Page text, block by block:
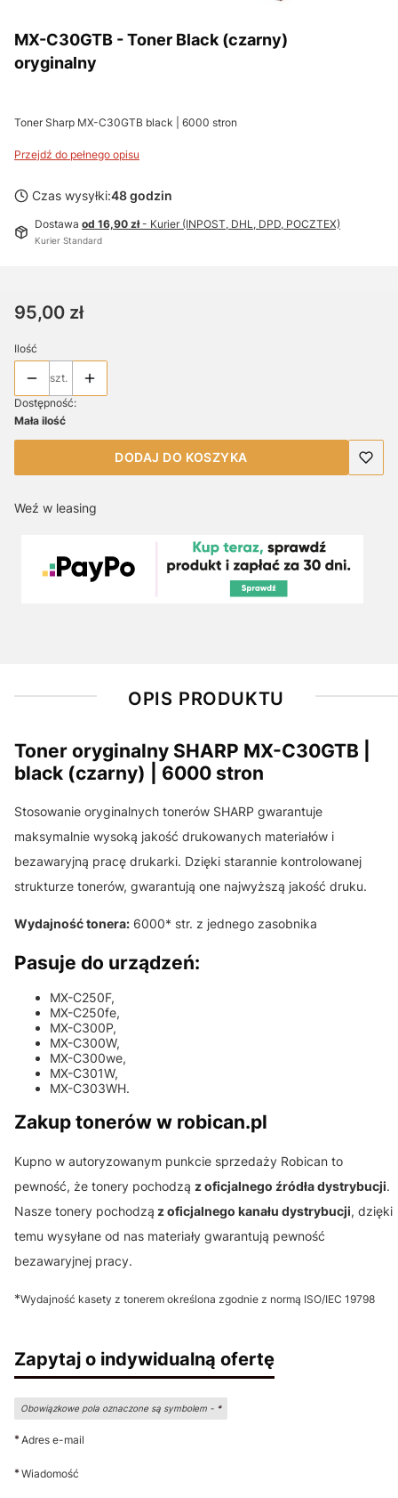
MX-C30GTB - Toner Black (czarny)
oryginalny
Toner Sharp MX-C30GTB black | 6000 stron
Przejdź do pełnego opisu
Czas wysyłki:48 godzin
Dostawa od 16,90 zł- Kurier (INPOST, DHL, DPD, POCZTEX)
Kurier Standard
Cena
95,00 zł
Ilość
szt.
Dostępność:
Mała ilość
DODAJ DO KOSZYKA
Weź w leasing
OPIS PRODUKTU
Toner oryginalny SHARP MX-C30GTB |
black (czarny) | 6000 stron
Stosowanie oryginalnych tonerów SHARP gwarantuje
maksymalnie wysoką jakość drukowanych materiałów i
bezawaryjną pracę drukarki. Dzięki starannie kontrolowanej
strukturze tonerów, gwarantują one najwyższą jakość druku.
Wydajność tonera: 6000* str. z jednego zasobnika
Pasuje do urządzeń:
MX-C250F,
MX-C250fe,
MX-C300P,
MX-C300W,
MX-C300we,
MX-C301W,
MX-C303WH.
Zakup tonerów w robican.pl
Kupno w autoryzowanym punkcie sprzedaży Robican to
pewność, że tonery pochodzą z oficjalnego źródła dystrybucji.
Nasze tonery pochodzą z oficjalnego kanału dystrybucji, dzięki
temu wysyłane od nas materiały gwarantują pewność
bezawaryjnej pracy.
*Wydajność kasety z tonerem określona zgodnie z normą ISO/IEC 19798
Zapytaj o indywidualną ofertę
Obowiązkowe pola oznaczone są symbolem - *
*Adres e-mail
*Wiadomość